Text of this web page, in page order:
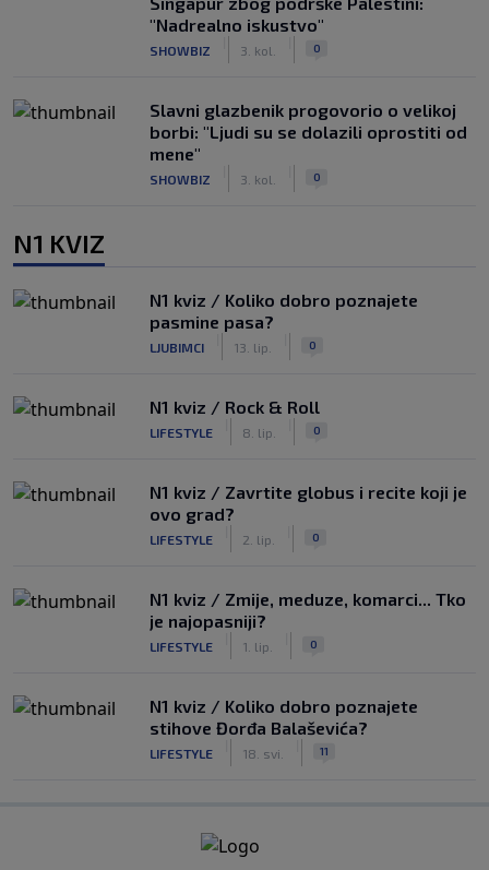
"Nadrealno iskustvo"
SHOWBIZ 3. kol. 0
Slavni glazbenik progovorio o velikoj
borbi: "Ljudi su se dolazili oprostiti od
mene"
SHOWBIZ 3. kol. 0
N1 KVIZ
N1 kviz / Koliko dobro poznajete
pasmine pasa?
LJUBIMCI 13. lip. 0
N1 kviz / Rock & Roll
LIFESTYLE 8. lip. 0
N1 kviz / Zavrtite globus i recite koji je
ovo grad?
LIFESTYLE 2. lip. 0
N1 kviz / Zmije, meduze, komarci... Tko
je najopasniji?
LIFESTYLE 1. lip. 0
N1 kviz / Koliko dobro poznajete
stihove Đorđa Balaševića?
LIFESTYLE 18. svi. 11